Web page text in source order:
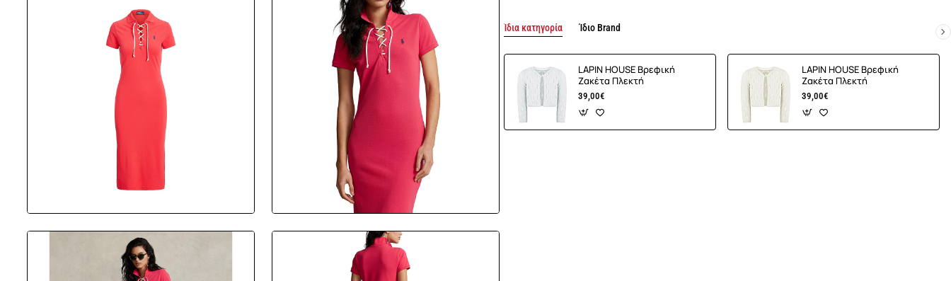
Ίδια κατηγορία Ίδιο Brand
LAPIN HOUSE Βρεφική
Ζακέτα Πλεκτή
39,00€
LAPIN HOUSE Βρεφική
Ζακέτα Πλεκτή
39,00€